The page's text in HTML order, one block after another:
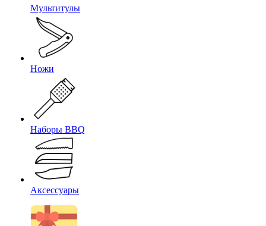
Мультитулы
Ножи
Наборы BBQ
Аксессуары